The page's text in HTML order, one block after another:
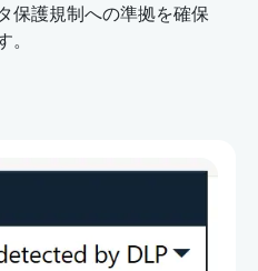
保護規制への準拠を確保